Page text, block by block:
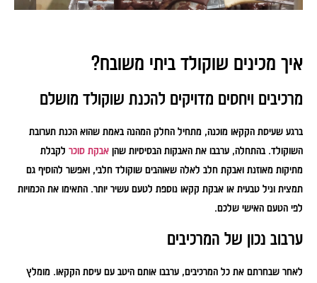
איך מכינים שוקולד ביתי משובח?
מרכיבים ויחסים מדויקים להכנת שוקולד מושלם
ברגע שעיסת הקקאו מוכנה, מתחיל החלק המהנה באמת שהוא הכנת תערובת
השוקולד. בהתחלה, ערבבו את האבקות הבסיסיות שהןאבקת סוכרלקבלת
מתיקות מאוזנת ואבקת חלב לאלה שאוהבים שוקולד חלבי, ואפשר להוסיף גם
תמצית וניל טבעית או אבקת קקאו נוספת לטעם עשיר יותר. התאימו את הכמויות
לפי הטעם האישי שלכם.
ערבוב נכון של המרכיבים
לאחר שבחרתם את כל המרכיבים, ערבבו אותם היטב עם עיסת הקקאו. מומלץ